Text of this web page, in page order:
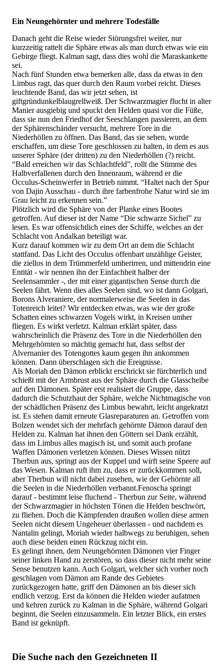
Ein Neungehörnter und mehrere Todesfälle
Danach geht die Reise wieder Störungsfrei weiter, nur
kurzzeitig rattelt die Sphäre etwas als man durch etwas wie ein
Gebirge fliegt. Kalman sagt, dass dies wohl die Maraskankette
sei.
Nach fünf Stunden etwa bemerken alle, dass da etwas in den
Limbus ragt, das quer durch den Raum vorbei reicht. Dieses
leuchtende Band, das wir jetzt sehen, ist
giftgründunkelblaugrellweiß. Der Schwarzmagier flucht in alter
Manier ausgiebig und spuckt den Helden quasi vor die Füße,
dass sie nun den Friedhof der Seeschlangen passieren, an dem
der Sphärenschänder versucht, mehrere Tore in die
Niederhöllen zu öffnen. Das Band, das sie sehen, wurde
erschaffen, um diese Tore geschlossen zu halten, in dem es aus
unserer Sphäre (der dritten) zu den Niederhöllen (?) reicht.
“Bald erreichen wir das Schlachtfeld”, rollt die Stimme des
Halbverfallenen durch den Innenraum, während er die
Occulus-Scheinwerfer in Betrieb nimmt. “Haltet nach der Spur
von Dajin Ausschau - durch ihre farbenfrohe Natur wird sie im
Grau leicht zu erkennen sein.”
Plötzlich wird die Sphäre von der Planke eines Bootes
getroffen. Auf dieser ist der Name “Die schwarze Sichel” zu
lesen. Es war offensichtlich eines der Schiffe, welches an der
Schlacht von Andalkan beteiligt war.
Kurz darauf kommen wir zu dem Ort an dem die Schlacht
stattfand. Das Licht des Occulus offenbart unzählige Geister,
die ziellos in dem Trümmerfeld umherirren, und mittendrin eine
Entität - wir nennen ihn der Einfachheit halber der
Seelensammler -, der mit einer gigantischen Sense durch die
Seelen fährt. Wenn dies alles Seelen sind, wo ist dann Golgari,
Borons Alveraniere, der normalerweise die Seelen in das
Totenreich leitet? Wir entdecken etwas, was wie der große
Schatten eines schwarzen Vogels wirkt, in Kreisen umher
fliegen. Es wirkt verletzt. Kalman erklärt später, dass
wahrscheinlich die Präsenz des Tore in die Niederhöllen den
Mehrgehörnten so mächtig gemacht hat, dass selbst der
Alvernanier des Totengottes kaum gegen ihn ankommen
können. Dann überschlagen sich die Ereignisse.
Als Moriah den Dämon erblickt erschrickt sie fürchterlich und
schießt mit der Armbrust aus der Sphäre durch die Glasscheibe
auf den Dämonen. Später erst realisiert die Gruppe, dass
dadurch die Schutzhaut der Sphäre, welche Nichtmagische von
der schädlichen Präsenz des Limbus bewahrt, leicht angekratzt
ist. Es stehen damit erneute Glasreparaturen an. Getroffen vom
Bolzen wendet sich der mehrfach gehörnte Dämon darauf den
Helden zu. Kalman hat ihnen den Göttern sei Dank erzählt,
dass im Limbus alles magisch ist, und somit auch profane
Waffen Dämonen verletzen können. Dieses Wissen nützt
Therbun aus, springt aus der Kuppel und wirft seine Speere auf
das Wesen. Kalman ruft ihm zu, dass er zurückkommen soll,
aber Therbun will nicht dabei zusehen, wie der Gehörnte all
die Seelen in die Niederhöllen verbannt.Fenoscha springt
darauf - bestimmt leise fluchend - Therbun zur Seite, während
der Schwarzmagier in höchsten Tönen die Helden beschwört,
zu fliehen. Doch die Kämpfenden draußen wollen diese armen
Seelen nicht diesem Ungeheuer überlassen - und nachdem es
Nantalin gelingt, Moriah wieder halbwegs zu beruhigen, sehen
auch diese beiden einen Rückzug nicht ein.
Es gelingt ihnen, dem Neungehörnten Dämonen vier Finger
seiner linken Hand zu zerstören, so dass dieser nicht mehr seine
Sense benutzen kann. Auch Golgari, welcher sich vorher noch
geschlagen vom Dämon am Rande des Gebietes
zurückgezogen hatte, griff den Dämonen an bis dieser sich
endlich verzog. Erst da können die Helden wieder aufatmen
und kehren zurück zu Kalman in die Sphäre, während Golgari
beginnt, die Seelen einzusammeln. Ein letzter Blick, ein erstes
Band ist geknüpft.
Die Suche nach den Gezeichneten II